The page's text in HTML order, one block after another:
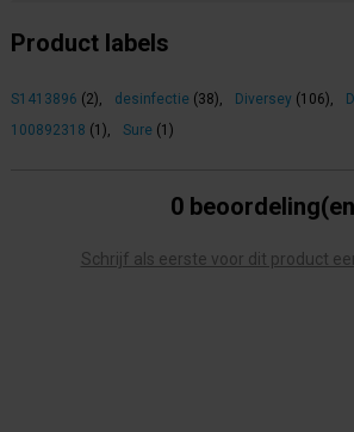
Product labels
S1413896 (2), desinfectie (38), Diversey (106),
100892318 (1), Sure (1)
0
Schrijf als eerste voor dit product